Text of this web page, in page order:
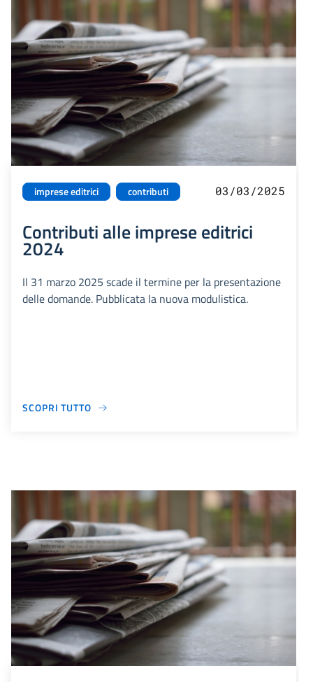
imprese editrici contributi 03/03/2025
Contributi alle imprese editrici
2024
Il 31 marzo 2025 scade il termine per la presentazione
delle domande. Pubblicata la nuova modulistica.
SCOPRI TUTTO